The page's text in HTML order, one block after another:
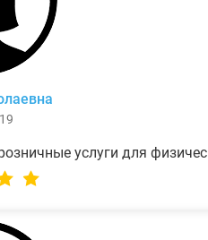
услуги для